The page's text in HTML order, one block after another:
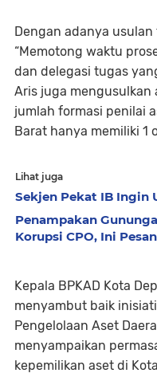
Dengan adanya
“Memotong waktu
dan delegasi tugas
Aris juga mengusulkan
jumlah formasi penilai
Barat hanya memiliki 1
Lihat juga
Sekjen Pekat IB Ingin
Penampakan
Korupsi CPO, Ini
Kepala BPKAD Kota
menyambut baik
Pengelolaan Aset
menyampaikan
kepemilikan aset di